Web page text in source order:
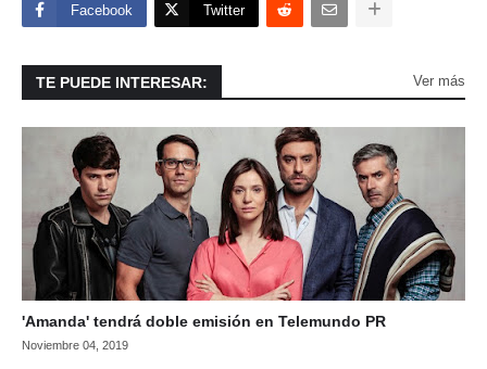
Facebook Twitter
TE PUEDE INTERESAR: Ver más
'Amanda' tendrá doble emisión en Telemundo PR
Noviembre 04, 2019